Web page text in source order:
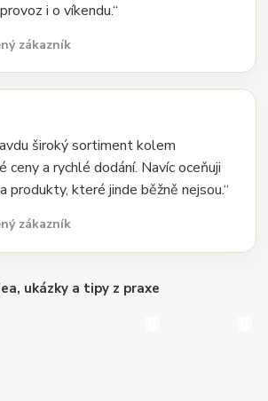
i o víkendu.“
zákazník
široký sortiment kolem
ceny a rychlé dodání. Navíc oceňuji
produkty, které jinde běžně nejsou.“
zákazník
ukázky a tipy z praxe